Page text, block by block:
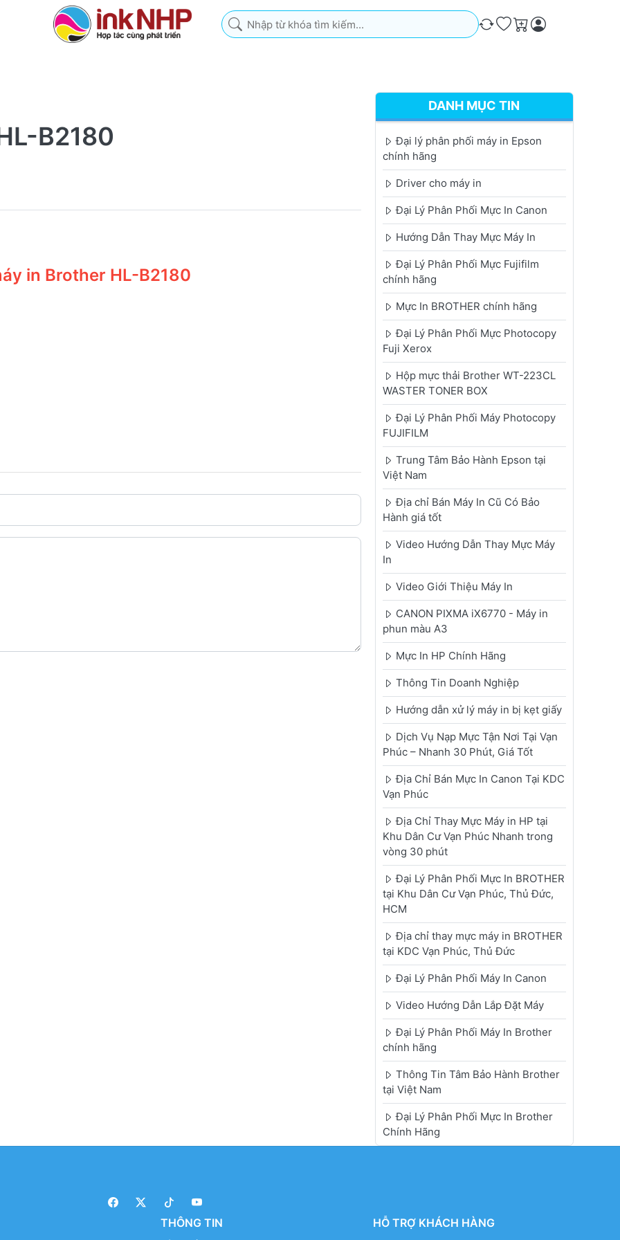
Nhập từ khóa tìm kiếm. Kết quả sẽ tự động xuất hiện khi bạn nhập. Nhấn phím
So sánh
Ưa thích
Giỏ hàng
B2180
in Brother HL-B2180
DANH MỤC TIN
Đại lý phân phối máy in Epson
chính hãng
Driver cho máy in
Đại Lý Phân Phối Mực In Canon
Hướng Dẫn Thay Mực Máy In
Đại Lý Phân Phối Mực Fujifilm
chính hãng
Mực In BROTHER chính hãng
Đại Lý Phân Phối Mực Photocopy
Fuji Xerox
Hộp mực thải Brother WT-223CL
WASTER TONER BOX
Đại Lý Phân Phối Máy Photocopy
FUJIFILM
Trung Tâm Bảo Hành Epson tại
Việt Nam
Địa chỉ Bán Máy In Cũ Có Bảo
Hành giá tốt
Video Hướng Dẫn Thay Mực Máy
In
Video Giới Thiệu Máy In
CANON PIXMA iX6770 - Máy in
phun màu A3
Mực In HP Chính Hãng
Thông Tin Doanh Nghiệp
Hướng dẫn xử lý máy in bị kẹt giấy
Dịch Vụ Nạp Mực Tận Nơi Tại Vạn
Phúc – Nhanh 30 Phút, Giá Tốt
Địa Chỉ Bán Mực In Canon Tại KDC
Vạn Phúc
Địa Chỉ Thay Mực Máy in HP tại
Khu Dân Cư Vạn Phúc Nhanh trong
vòng 30 phút
Đại Lý Phân Phối Mực In BROTHER
tại Khu Dân Cư Vạn Phúc, Thủ Đức,
HCM
Địa chỉ thay mực máy in BROTHER
tại KDC Vạn Phúc, Thủ Đức
Đại Lý Phân Phối Máy In Canon
Video Hướng Dẫn Lắp Đặt Máy
Đại Lý Phân Phối Máy In Brother
chính hãng
Thông Tin Tâm Bảo Hành Brother
tại Việt Nam
Đại Lý Phân Phối Mực In Brother
Chính Hãng
THÔNG TIN HỖ TRỢ KHÁCH HÀNG